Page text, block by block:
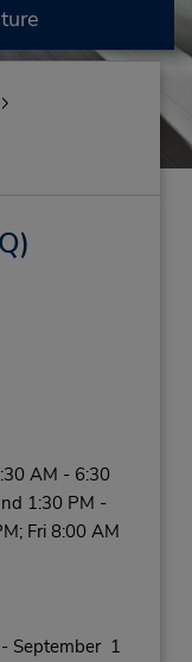
AM - 6:30
1:30 PM -
Fri 8:00 AM
- September 1